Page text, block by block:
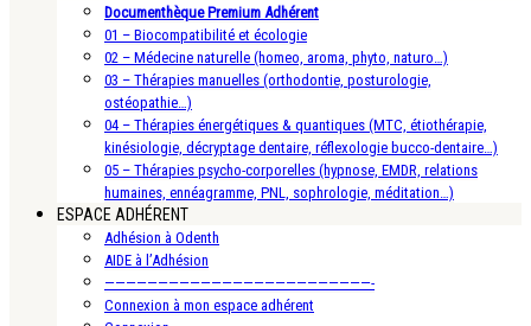
Documenthèque Premium Adhérent
01 – Biocompatibilité et écologie
02 – Médecine naturelle (homeo, aroma, phyto, naturo…)
03 – Thérapies manuelles (orthodontie, posturologie,
ostéopathie…)
04 – Thérapies énergétiques & quantiques (MTC, étiothérapie,
kinésiologie, décryptage dentaire, réflexologie bucco-dentaire…)
05 – Thérapies psycho-corporelles (hypnose, EMDR, relations
humaines, ennéagramme, PNL, sophrologie, méditation…)
ESPACE ADHÉRENT
Adhésion à Odenth
AIDE à l’Adhésion
—————————————————————————-
Connexion à mon espace adhérent